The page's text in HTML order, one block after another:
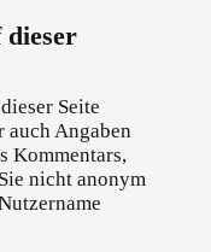
Seite
auch Angaben
Kommentars,
nicht anonym